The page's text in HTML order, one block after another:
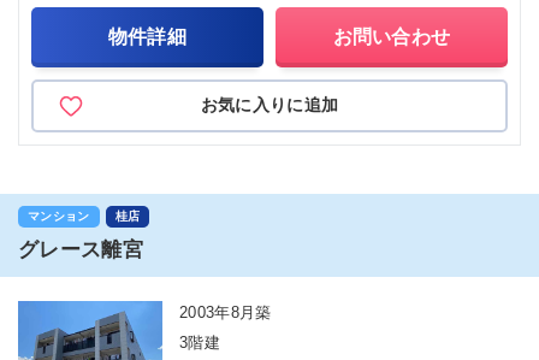
物件詳細 お問い合わせ
お気に入りに追加
マンション 桂店
グレース離宮
2003年8月築
3階建